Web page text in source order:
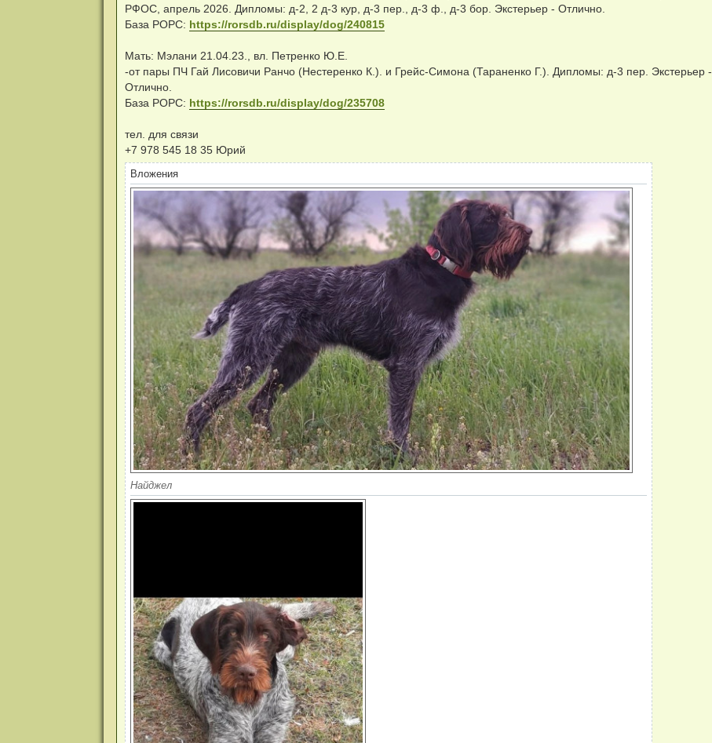
а
н
н
с
о
б
е
е
РФОС, апрель 2026. Дипломы: д-2, 2 д-3 кур, д-3 пер., д-3 ф., д-3 бор. Экстерьер - Отлично.
База РОРС: https://rorsdb.ru/display/dog/240815
Мать: Мэлани 21.04.23., вл. Петренко Ю.Е.
-от пары ПЧ Гай Лисовичи Ранчо (Нестеренко К.). и Грейс-Симона (Тараненко Г.). Дипломы: д-3 пер. Экстерьер -
Отлично.
База РОРС: https://rorsdb.ru/display/dog/235708
тел. для связи
+7 978 545 18 35 Юрий
Вложения
Найджел